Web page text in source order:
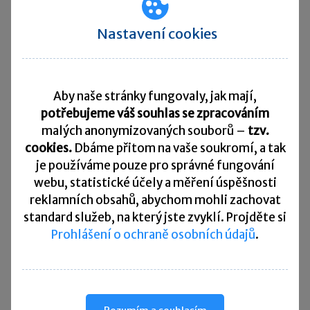
Pro daňové uznání úroků zejména z úvěrů
a výpůjček stanoví ZDP řadu podmínek, tzv.
testů: cena obvyklá, nízká kapitalizace,
závislost úroku na zisku dlužníka a využití financí
na pořízení podílu v dceřiné společnosti. Tyto
zůstávají i nadále a k nim nově přibyl o řád
složitějšítest tzv. nadměrných výpůjčních
nákladů
– nejen vůči spojeným osobám.
Naštěstí se týká jen opravdu velkých firem
(kromě bank apod.), jejichž„výpůjční náklady“
Pro ilustraci složitosti nového daňového testu
Nastavení cookies
Aby naše stránky fungovaly, jak mají,
potřebujeme váš souhlas se zpracováním
malých anonymizovaných souborů – tzv.
cookies. Dbáme přitom na vaše soukromí, a tak
je používáme pouze pro správné fungování
webu, statistické účely a měření úspěšnosti
reklamních obsahů, abychom mohli zachovat
standard služeb, na který jste zvyklí. Projděte si
Prohlášení o ochraně osobních údajů.